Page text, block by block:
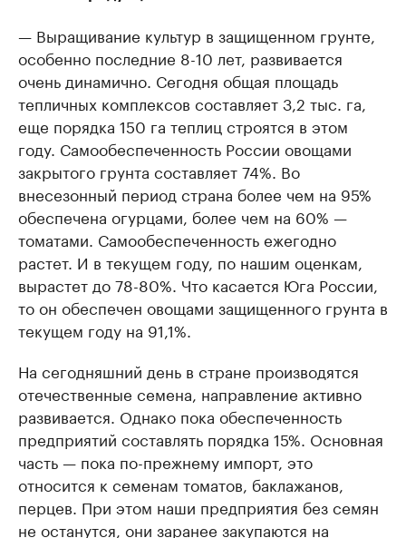
— Выращивание культур в защищенном грунте,
особенно последние 8-10 лет, развивается
очень динамично. Сегодня общая площадь
тепличных комплексов составляет 3,2 тыс. га,
еще порядка 150 га теплиц строятся в этом
году. Самообеспеченность России овощами
закрытого грунта составляет 74%. Во
внесезонный период страна более чем на 95%
обеспечена огурцами, более чем на 60% —
томатами. Самообеспеченность ежегодно
растет. И в текущем году, по нашим оценкам,
вырастет до 78-80%. Что касается Юга России,
то он обеспечен овощами защищенного грунта в
текущем году на 91,1%.
На сегодняшний день в стране производятся
отечественные семена, направление активно
развивается. Однако пока обеспеченность
предприятий составлять порядка 15%. Основная
часть — пока по-прежнему импорт, это
относится к семенам томатов, баклажанов,
перцев. При этом наши предприятия без семян
не останутся, они заранее закупаются на